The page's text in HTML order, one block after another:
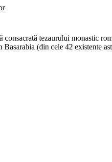
tezaurului monastic
(din cele 42 existente